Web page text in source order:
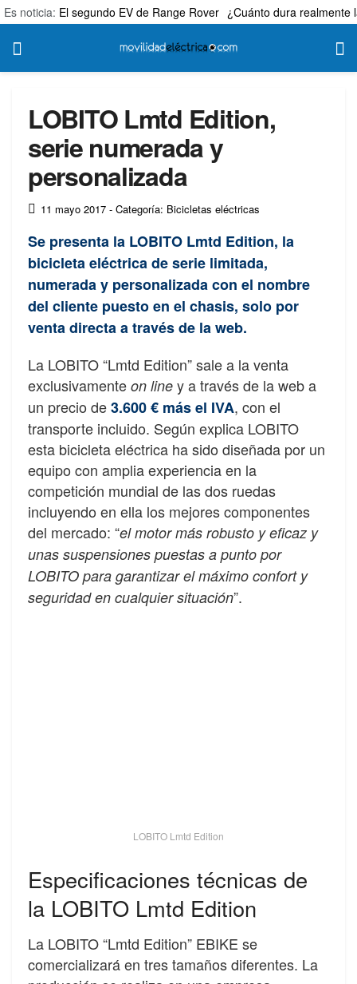
Es noticia: El segundo EV de Range Rover ¿Cuánto dura realmente
LOBITO Lmtd Edition,
serie numerada y
personalizada
11 mayo 2017 - Categoría: Bicicletas eléctricas
Se presenta la LOBITO Lmtd Edition, la
bicicleta eléctrica de serie limitada,
numerada y personalizada con el nombre
del cliente puesto en el chasis, solo por
venta directa a través de la web.
La LOBITO “Lmtd Edition” sale a la venta
exclusivamente on line y a través de la web a
un precio de3.600 € más el IVA, con el
transporte incluido. Según explica LOBITO
esta bicicleta eléctrica ha sido diseñada por un
equipo con amplia experiencia en la
competición mundial de las dos ruedas
incluyendo en ella los mejores componentes
del mercado: “el motor más robusto y eficaz y
unas suspensiones puestas a punto por
LOBITO para garantizar el máximo confort y
seguridad en cualquier situación”.
LOBITO Lmtd Edition
Especificaciones técnicas de
la LOBITO Lmtd Edition
La LOBITO “Lmtd Edition” EBIKE se
comercializará en tres tamaños diferentes. La